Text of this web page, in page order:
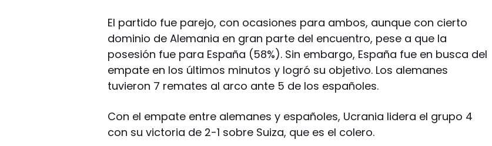
El partido fue parejo, con ocasiones para ambos, aunque con cierto
dominio de Alemania en gran parte del encuentro, pese a que la
posesión fue para España (58%). Sin embargo, España fue en busca del
empate en los últimos minutos y logró su objetivo. Los alemanes
tuvieron 7 remates al arco ante 5 de los españoles.
Con el empate entre alemanes y españoles, Ucrania lidera el grupo 4
con su victoria de 2-1 sobre Suiza, que es el colero.